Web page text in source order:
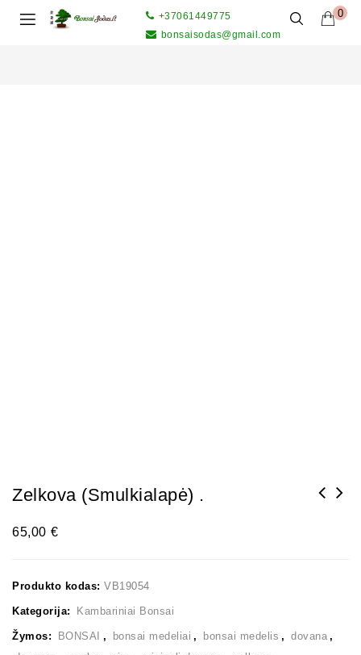
0
+37061449775
bonsaisodas@gmail.com
Zelkova (smulkialapė) .
65,00 €
Produkto kodas: VB19054
Kategorija: Kambariniai Bonsai
Žymos: BONSAI , bonsai medeliai , bonsai medelis , dovana ,